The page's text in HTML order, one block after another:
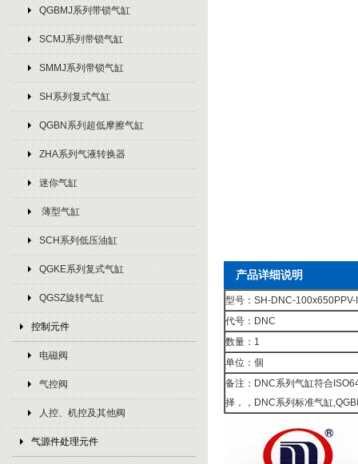
QGBMJ系列带锁气缸
SCMJ系列带锁气缸
SMMJ系列带锁气缸
SH系列复式气缸
QGBN系列超低摩擦气缸
ZHA系列气液转换器
迷你气缸
薄型气缸
SCH系列低压油缸
QGKE系列复式气缸
QGSZ旋转气缸
控制元件
电磁阀
气控阀
人控、机控及其他阀
气源件处理元件
产品详细说明
型号：SH-DNC-100x650PPV-I
代号：DNC
数量：1
单位：個
备注：DNC系列气缸符合
择，，DNC系列标准气缸